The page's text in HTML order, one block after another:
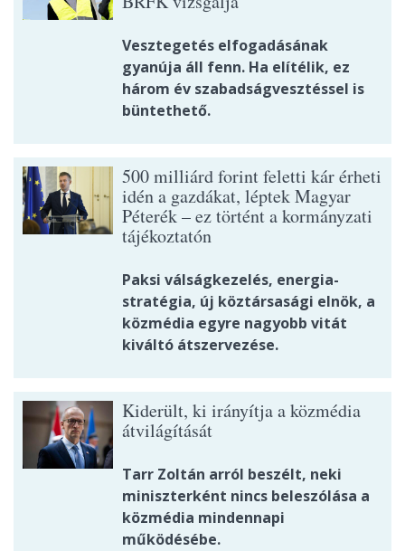
Vesztegetés elfogadásának
gyanúja áll fenn. Ha elítélik, ez
három év szabadságvesztéssel is
büntethető.
500 milliárd forint feletti kár érheti
idén a gazdákat, léptek Magyar
Péterék – ez történt a kormányzati
tájékoztatón
Paksi válságkezelés, energia-
stratégia, új köztársasági elnök, a
közmédia egyre nagyobb vitát
kiváltó átszervezése.
Kiderült, ki irányítja a közmédia
átvilágítását
Tarr Zoltán arról beszélt, neki
miniszterként nincs beleszólása a
közmédia mindennapi
működésébe.